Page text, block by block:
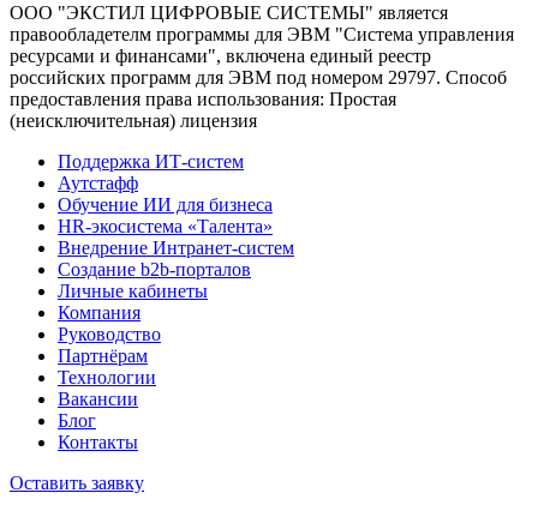
ООО "ЭКСТИЛ ЦИФРОВЫЕ СИСТЕМЫ" является
правообладетелм программы для ЭВМ "Система управления
ресурсами и финансами", включена единый реестр
российских программ для ЭВМ под номером 29797. Cпособ
предоставления права использования: Простая
(неисключительная) лицензия
Поддержка ИТ-систем
Аутстафф
Обучение ИИ для бизнеса
HR-экосистема «Талента»
Внедрение Интранет-систем
Создание b2b-порталов
Личные кабинеты
Компания
Руководство
Партнёрам
Технологии
Вакансии
Блог
Контакты
Оставить заявку